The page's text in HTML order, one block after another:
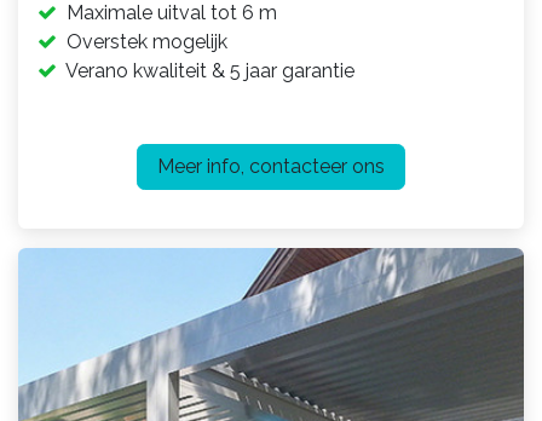
Maximale uitval tot 6 m
Overstek mogelijk
Verano kwaliteit & 5 jaar garantie
Meer info, contacteer ons